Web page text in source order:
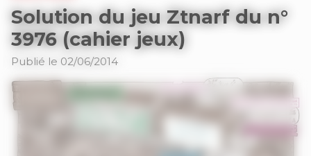
Solution du jeu Ztnarf du n°
3976 (cahier jeux)
Publié le 02/06/2014